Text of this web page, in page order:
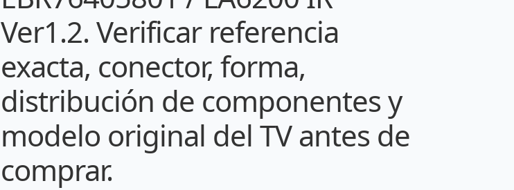
Ver1.2. Verificar referencia
exacta, conector, forma,
distribución de componentes y
modelo original del TV antes de
comprar.